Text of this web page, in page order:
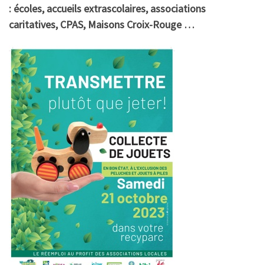
: écoles, accueils extrascolaires, associations
caritatives, CPAS, Maisons Croix-Rouge …